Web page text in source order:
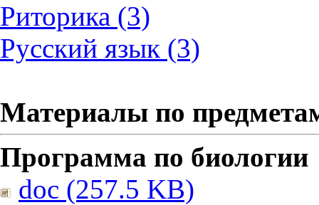
Риторика (3)
Русский язык (3)
Материалы по
Программа по биологии
doc (257.5 KB)